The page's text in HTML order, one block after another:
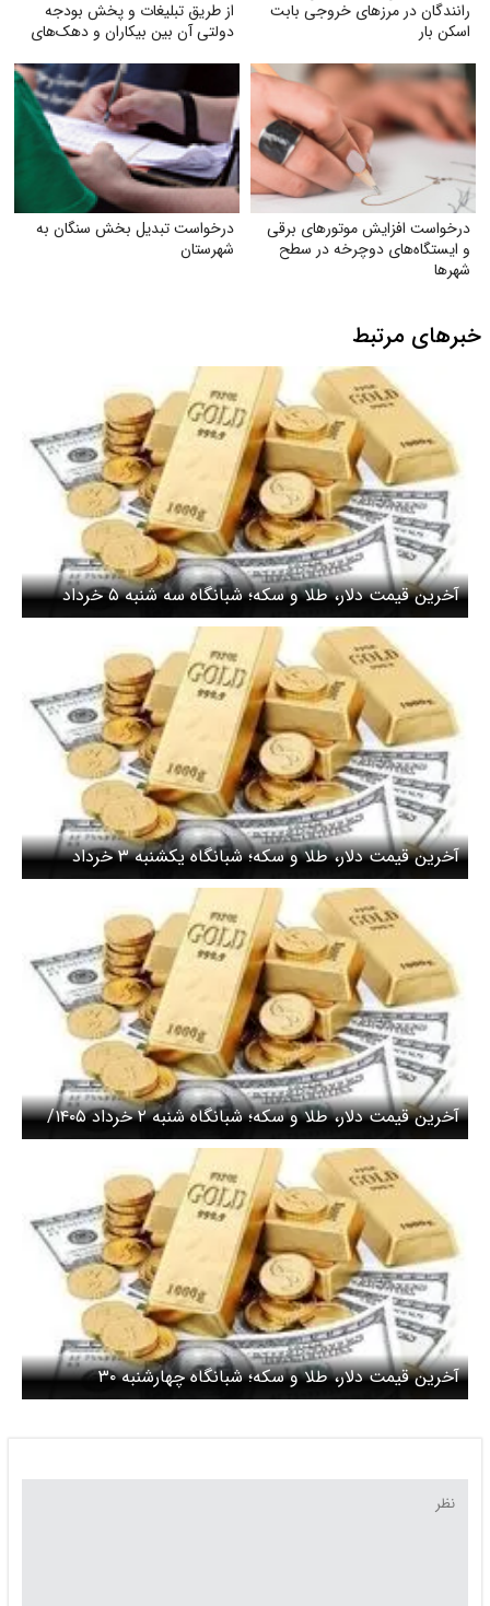
رانندگان در مرزهای خروجی بابت
اسکن بار
از طریق تبلیغات و پخش بودجه
دولتی آن بین بیکاران و دهک‌های
درخواست افزایش موتورهای برقی
و ایستگاه‌های دوچرخه در سطح
شهرها
درخواست تبدیل بخش سنگان به
شهرستان
خبرهای مرتبط
آخرین قیمت دلار، طلا و سکه؛ شبانگاه سه شنبه ۵ خرداد
۱۴۰۵/ قیمت دلار کاهشی شد
آخرین قیمت دلار، طلا و سکه؛ شبانگاه یکشنبه ۳ خرداد
۱۴۰۵/ قیمت دلار ریزشی شد
آخرین قیمت دلار، طلا و سکه؛ شبانگاه شنبه ۲ خرداد ۱۴۰۵/
قیمت دلار در جا زد
آخرین قیمت دلار، طلا و سکه؛ شبانگاه چهارشنبه ۳۰
اردیبهشت ۱۴۰۵/ دلار دوباره صعودی شد